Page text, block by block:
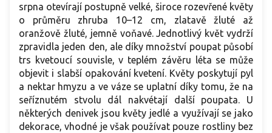
srpna otevírají postupně velké, široce rozevřené květy
o průměru zhruba 10–12 cm, zlatavě žluté až
oranžově žluté, jemně voňavé. Jednotlivý květ vydrží
zpravidla jeden den, ale díky množství poupat působí
trs kvetoucí souvisle, v teplém závěru léta se může
objevit i slabší opakování kvetení. Květy poskytují pyl
a nektar hmyzu a ve váze se uplatní díky tomu, že na
seříznutém stvolu dál nakvétají další poupata. U
některých denivek jsou květy jedlé a využívají se jako
dekorace, vhodné je však používat pouze rostliny bez